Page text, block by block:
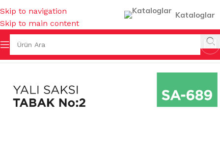
Skip to navigation
Skip to main content
Kataloglar
Ana Sayfa